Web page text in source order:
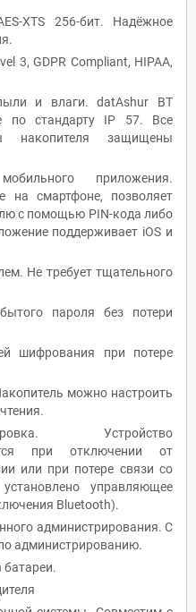
XTS 256-бит. Надёжное
3, GDPR Compliant, HIPAA,
и влаги. datAshur ВТ
по стандарту IP 57. Все
накопителя защищены
приложения.
на смартфоне, позволяет
с помощью PIN-кода либо
поддерживает iOS и
Не требует тщательного
пароля без потери
шифрования при потере
можно настроить
Устройство
при отключении от
или при потере связи со
управляющее
Bluetooth).
администрирования. С
администрированию.
батареи.